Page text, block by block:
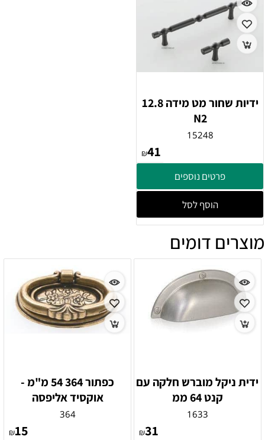
ידיות שחור מט מידה 12.8
N2
15248
₪41
פרטים נוספים
הוסף לסל
מוצרים דומים
ידית ניקל מוברש חלקה עם
קנט 64 ממ
1633
₪31
כפתור 364 54 מ"מ -
אוקסיד אליפסה
364
₪15